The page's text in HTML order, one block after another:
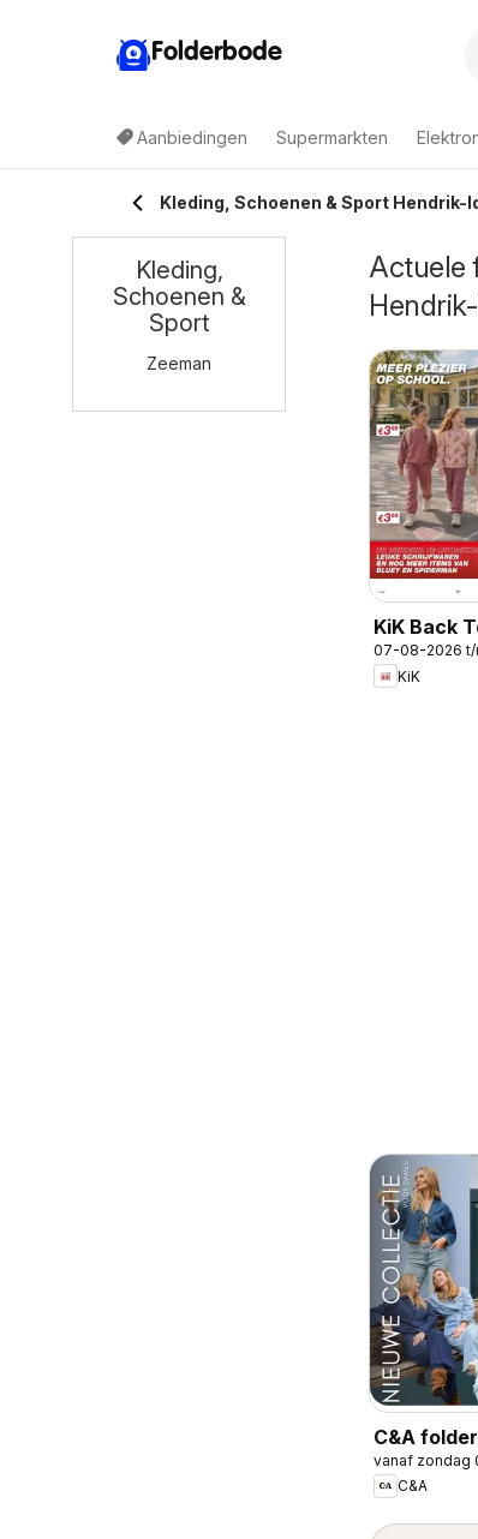
Folderbode
Aanbiedingen Supermarkten
Kleding, Schoenen & Sport
Actuele
KiK Back
School
07-08-2026
KiK
C&A folder
vanaf zondag
C&A
Kleding,
Schoenen &
Sport
Zeeman